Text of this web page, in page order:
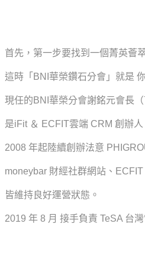
首先，第一步要找到一個菁英薈
這時「BNI華榮鑽石分會」就是
現任的BNI華榮分會謝銘元會長（
是iFit ＆ ECFIT雲端 CRM 創辦人
2008 年起陸續創辦法意
moneybar 財經社群網站、
皆維持良好運營狀態。
2019 年 8 月 接手負責 TeSA 台